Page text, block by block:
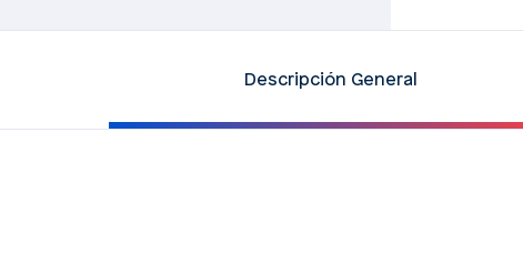
Descripción General